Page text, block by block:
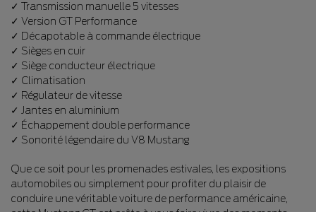
✓ Transmission manuelle 5 vitesses
✓ Version GT Performance
✓ Décapotable à commande électrique
✓ Sièges en cuir
✓ Siège conducteur électrique
✓ Climatisation
✓ Régulateur de vitesse
✓ Jantes en aluminium
✓ Échappement double performance
✓ Sonorité légendaire du V8 Mustang
Que ce soit pour les promenades estivales, les expositions
automobiles ou simplement pour profiter du plaisir de
conduire une véritable voiture de performance américaine,